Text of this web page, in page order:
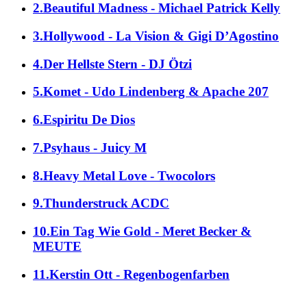
2.Beautiful Madness - Michael Patrick Kelly
3.Hollywood - La Vision & Gigi D’Agostino
4.Der Hellste Stern - DJ Ötzi
5.Komet - Udo Lindenberg & Apache 207
6.Espiritu De Dios
7.Psyhaus - Juicy M
8.Heavy Metal Love - Twocolors
9.Thunderstruck ACDC
10.Ein Tag Wie Gold - Meret Becker &
MEUTE
11.Kerstin Ott - Regenbogenfarben